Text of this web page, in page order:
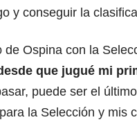
y conseguir la
Ospina con la
que jugué mi
puede ser el
la Selección y mis